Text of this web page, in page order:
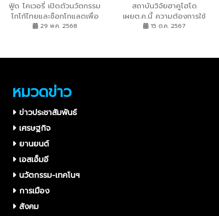
ฟู้ด โคเวอรี่ เปิดตัวนวัตกรรม
โกโก้ไทยและช็อกโกแลตเพื่อ
สุขภาพ ในงาน Thaifex
29 พ.ค. 2568
สถาบันวิจัยฮาคูโฮโด
เผยต.ค.นี้ ความต้องการใช้
จ่ายเพิ่มขึ้น ต้อนรับเทศกาล
15 ต.ค. 2567
หมวดข่าว
ข่าวประชาสัมพันธ์
เศรษฐกิจ
ยานยนต์
เอสเอ็มอี
นวัตกรรม-เทคโนฯ
การเมือง
สังคม